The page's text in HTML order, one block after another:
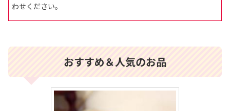
わせください。
おすすめ＆人気のお品